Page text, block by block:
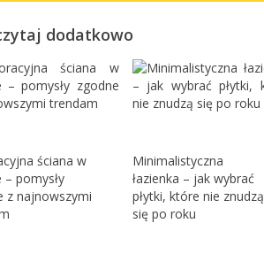
dodatkowo
ściana w
– pomysły
z najnowszymi
Minimalistyczna
łazienka – jak wybrać
płytki, które nie znudzą
się po roku